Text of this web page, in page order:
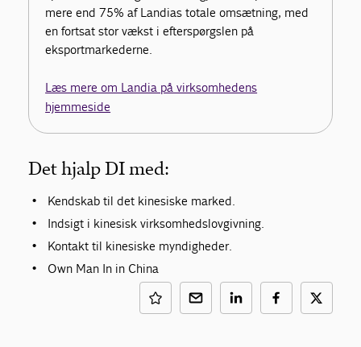
mere end 75% af Landias totale omsætning, med
en fortsat stor vækst i efterspørgslen på
eksportmarkederne.
Læs mere om Landia på virksomhedens
hjemmeside
Det hjalp DI med:
Kendskab til det kinesiske marked.
Indsigt i kinesisk virksomhedslovgivning.
Kontakt til kinesiske myndigheder.
Own Man In in China